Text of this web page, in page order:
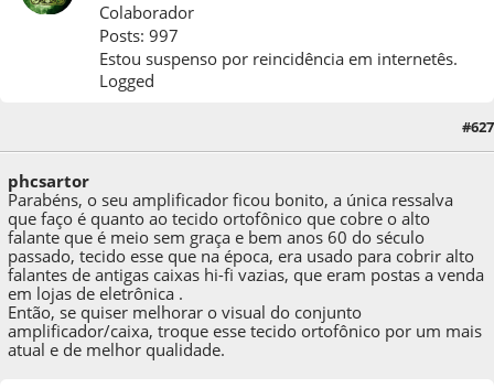
Colaborador
Posts: 997
Estou suspenso por reincidência em internetês.
Logged
#627
phcsartor
Parabéns, o seu amplificador ficou bonito, a única ressalva
que faço é quanto ao tecido ortofônico que cobre o alto
falante que é meio sem graça e bem anos 60 do século
passado, tecido esse que na época, era usado para cobrir alto
falantes de antigas caixas hi-fi vazias, que eram postas a venda
em lojas de eletrônica .
Então, se quiser melhorar o visual do conjunto
amplificador/caixa, troque esse tecido ortofônico por um mais
atual e de melhor qualidade.